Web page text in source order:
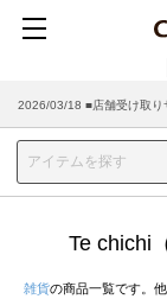
2026/03/18 ■店舗受け取り
Te chichi
雑貨の商品一覧です。